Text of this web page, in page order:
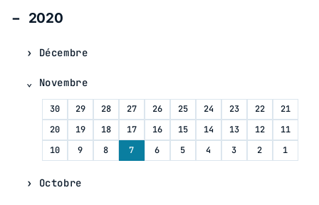
2020
Décembre
Novembre
30 29 28 27 26 25 24 23 22
21
20
19 18 17 16 15 14 13 12
11
10
9 8 7 6 5 4 3 2 1
Octobre